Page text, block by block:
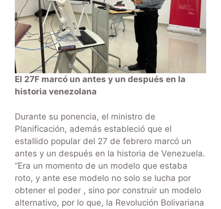
El 27F marcó un antes y un después en la
historia venezolana
Durante su ponencia, el ministro de
Planificación, además estableció que el
estallido popular del 27 de febrero marcó un
antes y un después en la historia de Venezuela.
“Era un momento de un modelo que estaba
roto, y ante ese modelo no solo se lucha por
obtener el poder , sino por construir un modelo
alternativo, por lo que, la Revolución Bolivariana